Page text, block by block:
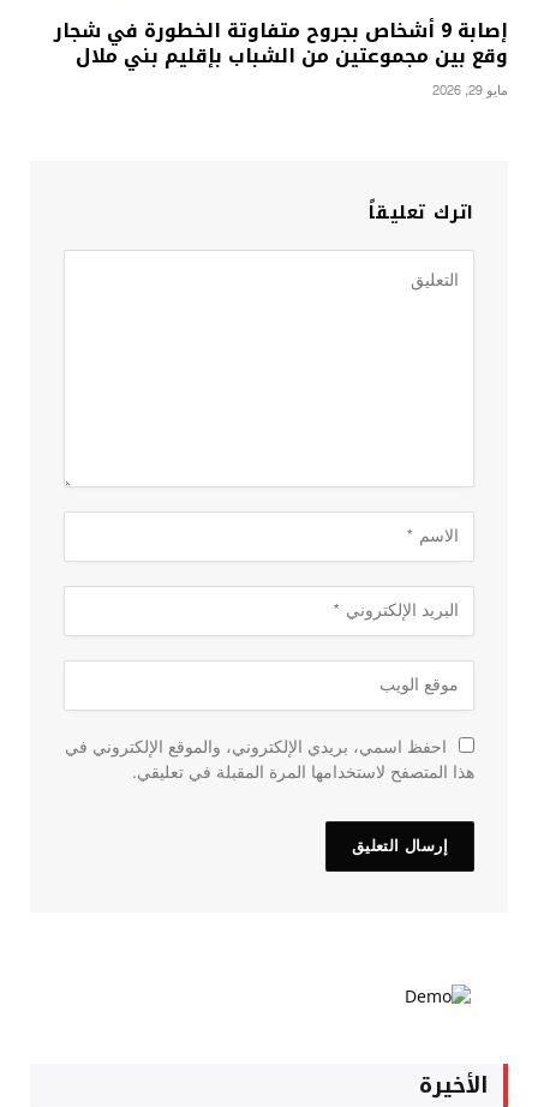
إصابة 9 أشخاص بجروح متفاوتة الخطورة في شجار
وقع بين مجموعتين من الشباب بإقليم بني ملال
مايو 29, 2026
اترك تعليقاً
احفظ اسمي، بريدي الإلكتروني، والموقع الإلكتروني في
هذا المتصفح لاستخدامها المرة المقبلة في تعليقي.
الأخيرة